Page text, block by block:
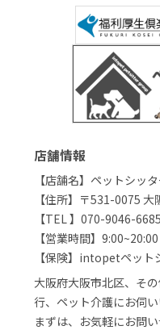
店舗情報
【店舗名】ペットシッ
【住所】〒531-0075
【TEL 】070-9046-6685
【営業時間】9:00~20:00
【保険】intopetペット
大阪府大阪市北区、そ
行、ペット介護にお伺い
まずは、お気軽にお問い